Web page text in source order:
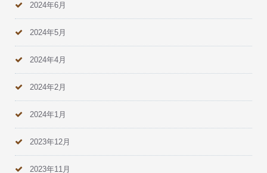
2024年6月
2024年5月
2024年4月
2024年2月
2024年1月
2023年12月
2023年11月